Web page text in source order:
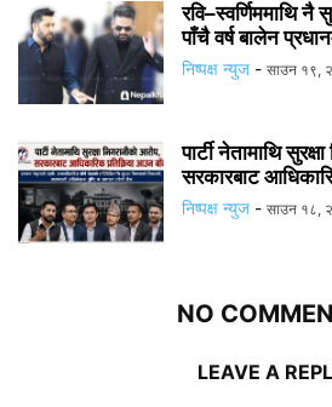
रवि–स्वर्णिममाथि नै
पाँचै वर्ष बालेन
निष्पक्ष न्युज - साउन १९,
पार्टी नेतामाथि
सरकारबाट
निष्पक्ष न्युज - साउन १८,
NO
LEAVE A